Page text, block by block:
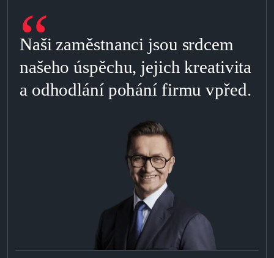
“
Naši zaměstnanci jsou srdcem
našeho úspěchu, jejich kreativita
a odhodlání pohání firmu vpřed.